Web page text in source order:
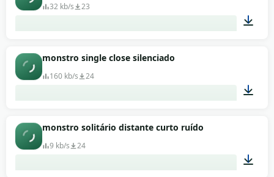
32 kb/s 23
monstro single close silenciado
160 kb/s 24
monstro solitário distante curto ruído
9 kb/s 24